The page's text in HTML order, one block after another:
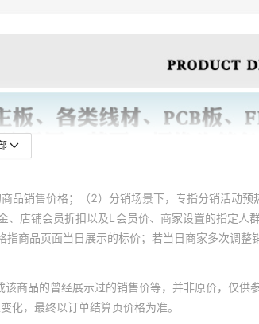
品销售价格；（2）分销场景下，专指分销活动
店铺会员折扣以及L会员价、商家设置的指定人
商品页面当日展示的标价；若当日商家多次调整
商品的曾经展示过的销售价等，并非原价，仅供参
化，最终以订单结算页价格为准。